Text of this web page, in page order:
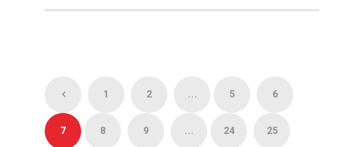
1 2 ... 5 6
7 8 9 ... 24 25